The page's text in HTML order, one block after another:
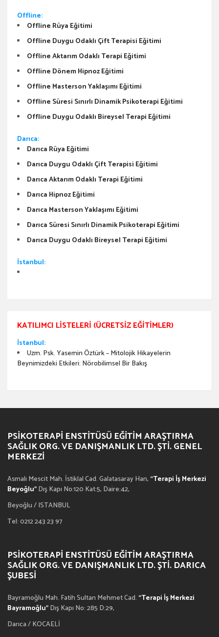
Offline:
Offline Rüya Eğitimi
Offline Duygu Odaklı Çift Terapisi Eğitimi
Offline Aktarım Odaklı Terapi Eğitimi
Offline Dönem Hipnoz Eğitimi
Offline Masterson Yaklaşımı Eğitimi
Offline Süresi Sınırlı Dinamik Psikoterapi Eğitimi
Offline Duygu Odaklı Bireysel Terapi Eğitimi
Darıca:
Darıca Rüya Eğitimi
Darıca Duygu Odaklı Çift Terapisi Eğitimi
Darıca Aktarım Odaklı Terapi Eğitimi
Darıca Hipnoz Eğitimi
Darıca Masterson Yaklaşımı Eğitimi
Darıca Süresi Sınırlı Dinamik Psikoterapi Eğitimi
Darıca Duygu Odaklı Bireysel Terapi Eğitimi
İstanbul:
KATILIMCI LISTELERI (ÜCRETSIZ EĞITIMLER)
İstanbul:
Uzm. Psk. Yasemin Öztürk – Mitolojik Hikayelerin
Beynimizdeki Etkileri: Nörobilimsel Bir Bakış
PSIKOTERAPI ENSTITÜSÜ EĞITIM ARAŞTIRMA
SAĞLIK ORG. VE DANIŞMANLIK LTD. ŞTI. GENEL
MERKEZI
Asmalı Mescit Mah. İstiklal Cad. Galatasaray Han, “Terapi İş Merkezi
Beyoğlu”Dış Kapı No:120 Kat:5, Daire:42,
Beyoğlu / ISTANBUL
Tel: 0212 243 23 97
PSIKOTERAPI ENSTITÜSÜ EĞITIM ARAŞTIRMA
SAĞLIK ORG. VE DANIŞMANLIK LTD. ŞTI. DARICA
ŞUBESI
Bayramoğlu Mah. Fatih Sultan Mehmet Cad. “Terapi İş Merkezi
Bayramoğlu”Dış Kapı No: 285 D:29,
Darıca / KOCAELİ